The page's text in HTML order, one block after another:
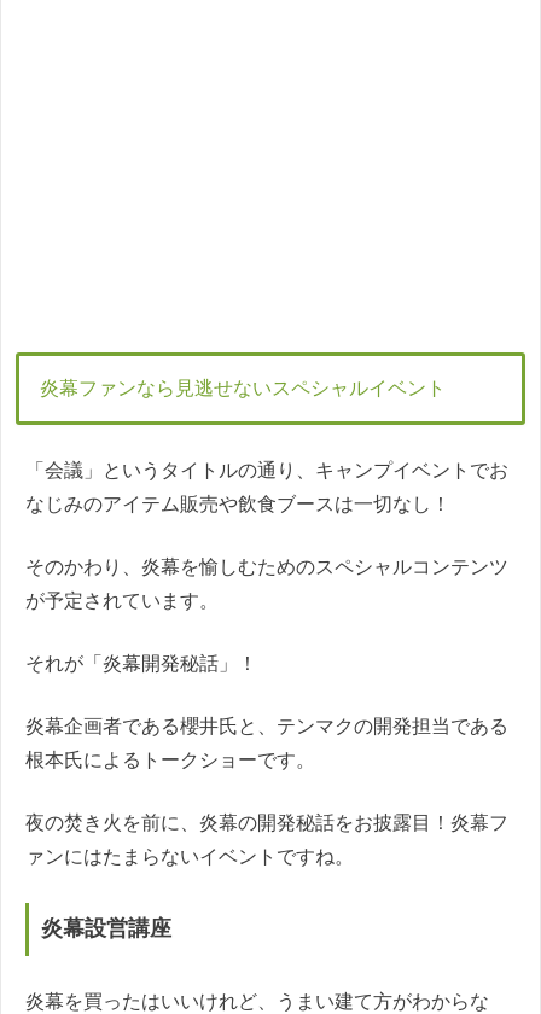
炎幕ファンなら見逃せないスペシャルイベント
「会議」というタイトルの通り、キャンプイベントでお
なじみのアイテム販売や飲食ブースは一切なし！
そのかわり、炎幕を愉しむためのスペシャルコンテンツ
が予定されています。
それが「炎幕開発秘話」！
炎幕企画者である櫻井氏と、テンマクの開発担当である
根本氏によるトークショーです。
夜の焚き火を前に、炎幕の開発秘話をお披露目！炎幕フ
ァンにはたまらないイベントですね。
炎幕設営講座
炎幕を買ったはいいけれど、うまい建て方がわからな